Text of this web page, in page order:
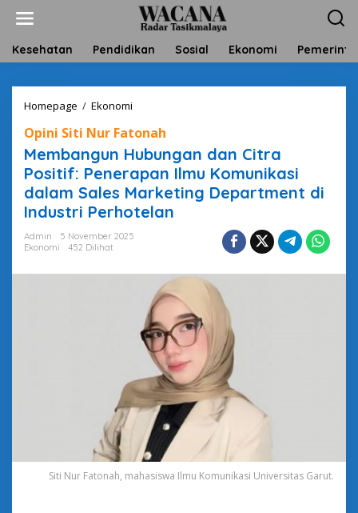
t
Kesehatan Pendidikan Sosial Ekonomi
Homepage / Ekonomi
m
b
a
n
g
u
n
H
u
n
C
i
t
a
P
o
Opini Siti Nur Fatonah
Membangun Hubungan dan Citra
Positif: Penerapan Ilmu Komunikasi
dalam Sales Marketing Department di
Industri Perhotelan
Admin
5 November 2025
Ekonomi
452 Dilihat
Siti Nur Fatonah, mahasiswa Ilmu Komunikasi Universitas Garut.